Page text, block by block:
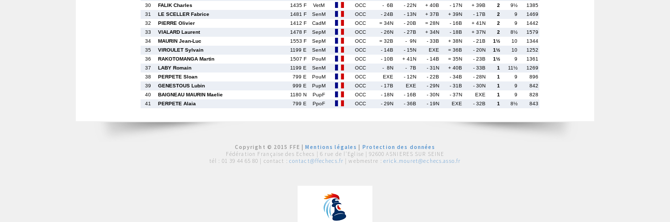
30
FALIK Charles 1435 F VetM OCC - 6B - 22N + 40B - 17N + 39B 2 9½
1385
31
LE SCELLER Fabrice 1481 F SenM OCC - 24B - 13N + 37B + 39N - 17B 2 9
1469
32
PIERRE Olivier 1412 F CadM OCC = 34N - 20B = 28N - 16B + 41N 2 9
1442
33
VIALARD Laurent 1478 F SepM OCC - 26N - 27B + 34N - 18B + 37N 2 8½
1579
34
MAURIN Jean-Luc 1553 F SepM OCC = 32B - 9N - 33B + 38N - 21B 1½ 10
1344
35
VIROULET Sylvain 1199 E SenM OCC - 14B - 15N EXE = 36B - 20N 1½ 10
1252
36
RAKOTOMANGA Martin 1507 F PouM OCC - 10B + 41N - 14B = 35N - 23B 1½ 9
1361
37
LABY Romain 1199 E SenM OCC - 8N - 7B - 31N + 40B - 33B 1 11½
1269
38
PERPETE Sloan 799 E PouM OCC EXE - 12N - 22B - 34B - 28N 1 9
896
39
GENESTOUS Lubin 999 E PupM OCC - 17B EXE - 29N - 31B - 30N 1 9
842
40
BAIGNEAU MAURIN Maelie 1180 N PupF OCC - 18N - 16B - 30N - 37N EXE 1 9
828
41
PERPETE Alaia 799 E PpoF OCC - 29N - 36B - 19N EXE - 32B 1 8½ 843
Copyright © 2015 FFE |Mentions légales
Protection des données
Fédération Française des Echecs | 6 rue de l'Eglise | 92600 ASNIERES SUR SEINE
tél : 01 39 44 65 80 | contact : contact@ffechecs.fr | webmestre : erick.mouret@echecs.asso.fr